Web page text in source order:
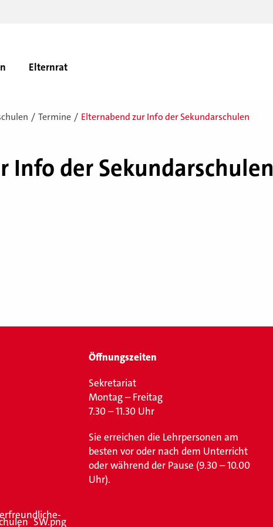
Elternrat
Termine Elternabend zur Info der Sekundarschulen
Info der Se­kun­dar­schu­len
Öffnungszeiten
Sekretariat
Montag – Freitag
7.30 – 11.30 Uhr
Sie erreichen die Lehrpersonen am
besten vor oder nach dem Unterricht
oder während der Pause (9.30 – 10.00
Uhr).